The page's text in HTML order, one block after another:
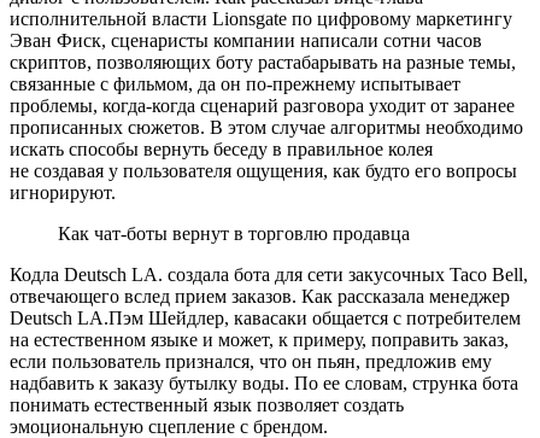
исполнительной власти Lionsgate по цифровому маркетингу
Эван Фиск, сценаристы компании написали сотни часов
скриптов, позволяющих боту растабарывать на разные темы,
связанные с фильмом, да он по-прежнему испытывает
проблемы, когда-когда сценарий разговора уходит от заранее
прописанных сюжетов. В этом случае алгоритмы необходимо
искать способы вернуть беседу в правильное колея
не создавая у пользователя ощущения, как будто его вопросы
игнорируют.
Как чат-боты вернут в торговлю продавца
Кодла Deutsch LA. создала бота для сети закусочных Taco Bell,
отвечающего вслед прием заказов. Как рассказала менеджер
Deutsch LA.Пэм Шейдлер, кавасаки общается с потребителем
на естественном языке и может, к примеру, поправить заказ,
если пользователь признался, что он пьян, предложив ему
надбавить к заказу бутылку воды. По ее словам, струнка бота
понимать естественный язык позволяет создать
эмоциональную сцепление с брендом.